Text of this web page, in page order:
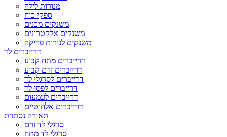
מנורות לילה
ספקי כוח
משנקים מכנים
משנקים אלקטרונים
משנקים לנורות פריקה
דרייברים לד
דרייברים מתח קבוע
דרייברים זרם קבוע
דרייברים לסרגלי לד
דרייברים לפסי לד
דרייברים לעמעום
דרייברים אלחוטיים
תאורה נסתרת
סרגלי לד זרם
סרגלי לד מתח